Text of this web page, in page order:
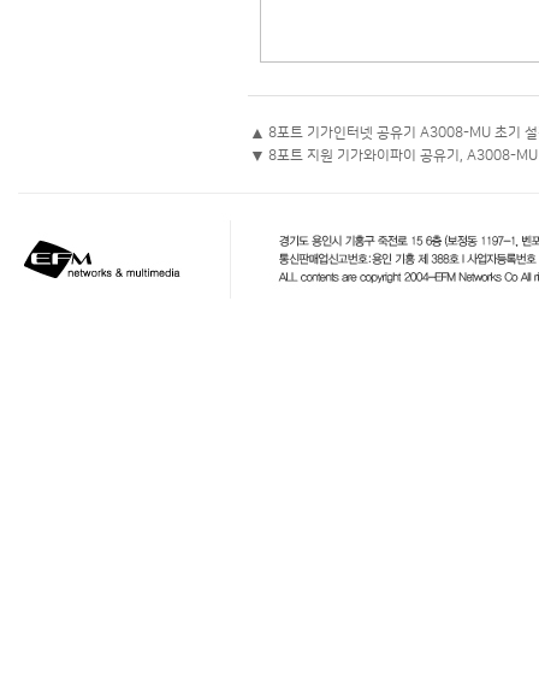
▲ 8포트 기가인터넷 공유기 A3008-MU 초기
▼ 8포트 지원 기가와이파이 공유기, A3008-MU